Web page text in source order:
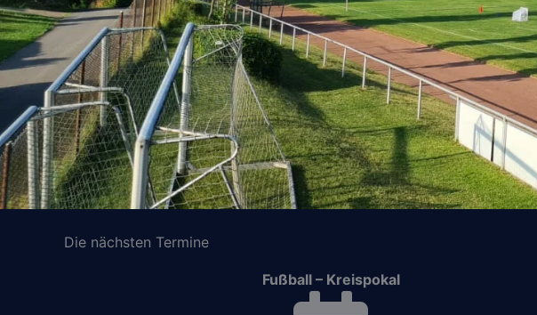
Die nächsten Termine
Fußball – Kreispokal